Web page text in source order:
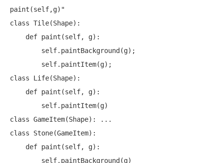
paint(self,g)"
class Tile(Shape):
class Life(Shape):
class GameItem(Shape): ...
class Stone(GameItem):